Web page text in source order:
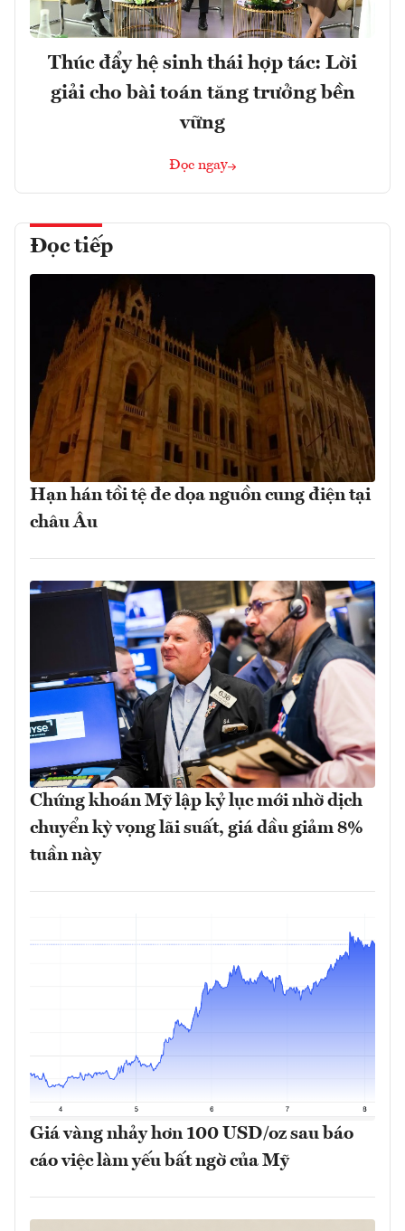
Thúc đẩy hệ sinh thái hợp tác: Lời
giải cho bài toán tăng trưởng bền
vững
Đọc ngay
Đọc tiếp
Hạn hán tồi tệ đe dọa nguồn cung điện tại
châu Âu
Chứng khoán Mỹ lập kỷ lục mới nhờ dịch
chuyển kỳ vọng lãi suất, giá dầu giảm 8%
tuần này
Giá vàng nhảy hơn 100 USD/oz sau báo
cáo việc làm yếu bất ngờ của Mỹ